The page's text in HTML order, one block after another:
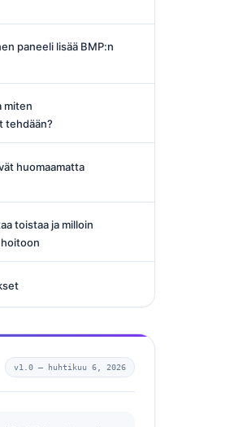
paneeli lisää BMP:n
miten
tehdään?
huomaamatta
toistaa ja milloin
v1.0 — huhtikuu 6, 2026